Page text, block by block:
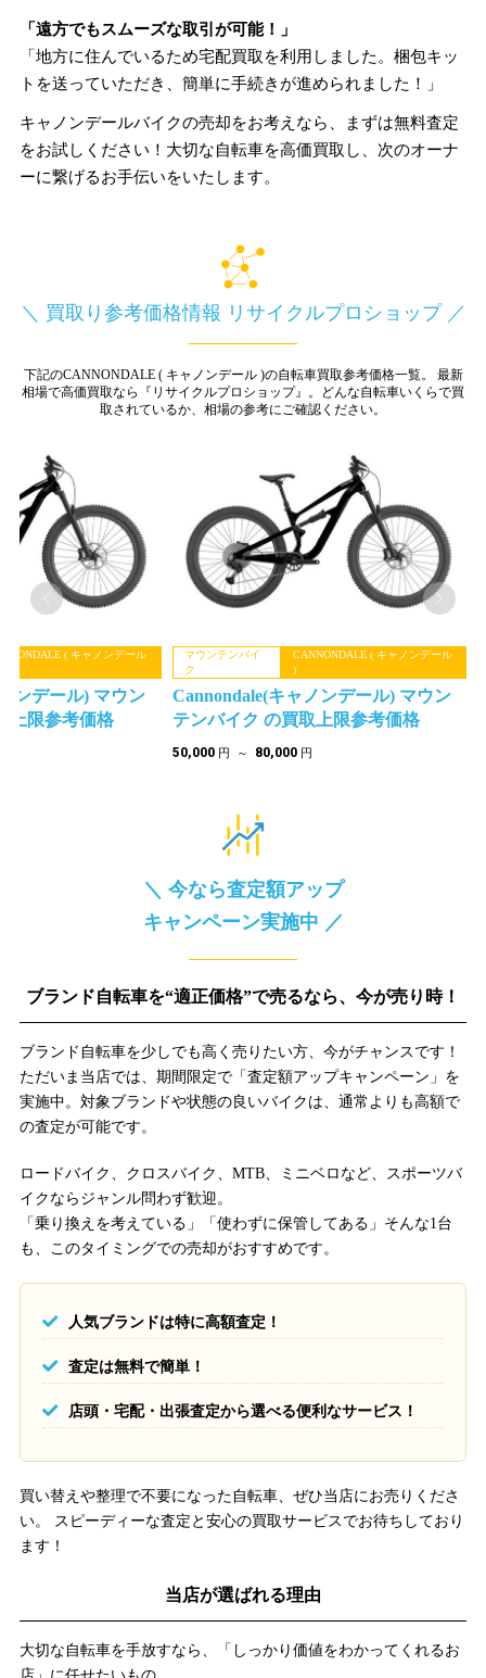
「遠方でもスムーズな取引が可能！」
「地方に住んでいるため宅配買取を利用しました。梱包キッ
トを送っていただき、簡単に手続きが進められました！」
キャノンデールバイクの売却をお考えなら、まずは無料査定
をお試しください！大切な自転車を高価買取し、次のオーナ
ーに繋げるお手伝いをいたします。
＼ 買取り参考価格情報 リサイクルプロショップ ／
下記のCANNONDALE ( キャノンデール )の自転車買取参考価格一覧。
相場で高価買取なら『リサイクルプロショップ』。
どんな自転車いくらで買
取されているか、相場の参考にご確認ください。
マウンテンバイ
CANNONDALE ( キャノンデール
Cannondale(キャノンデール) マウン
テンバイク の買取上限参考価格
マウンテンバイ
Cannondale(キャノ
テンバイク の買取
＼ 今なら査定額アップ
キャンペーン実施中 ／
ブランド自転車を“適正価格”で売るなら、今が売り時！
ブランド自転車を少しでも高く売りたい方、今がチャンスです！
ただいま当店では、期間限定で「査定額アップキャンペーン」を
実施中。対象ブランドや状態の良いバイクは、通常よりも高額で
の査定が可能です。
ロードバイク、クロスバイク、MTB、ミニベロなど、スポーツバ
イクならジャンル問わず歓迎。
「乗り換えを考えている」「使わずに保管してある」そんな1台
も、このタイミングでの売却がおすすめです。
人気ブランドは特に高額査定！
査定は無料で簡単！
店頭・宅配・出張査定から選べる便利なサービス！
買い替えや整理で不要になった自転車、ぜひ当店にお売りくださ
い。 スピーディーな査定と安心の買取サービスでお待ちしており
ます！
当店が選ばれる理由
大切な自転車を手放すなら、「しっかり価値をわかってくれるお